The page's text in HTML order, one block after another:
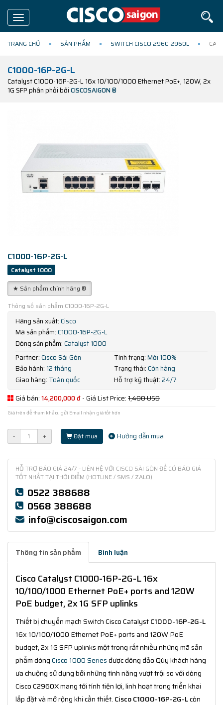
Toggle
navigation
TRANG CHỦ SẢN PHẨM SWITCH CISCO 2960 2960L
C1000-16P-2G-L
Catalyst C1000-16P-2G-L 16x 10/100/1000 Ethernet PoE+, 120W, 2x
1G SFP phân phối bởiCISCOSAIGON ®
C1000-16P-2G-L
Catalyst 1000
★ Sản phẩm chính hãng ®
Thông số sản phẩm C1000-16P-2G-L
Hãng sản xuất:Cisco
Mã sản phẩm:C1000-16P-2G-L
Dòng sản phẩm:Catalyst 1000
Partner:Cisco Sài Gòn Tình trạng:Mới 100%
Bảo hành: 12 tháng Trạng thái:Còn hàng
Giao hàng: Toàn quốc Hỗ trợ kỹ thuật:24/7
Giá bán:14,200,000 đ- Giá List Price:1,400 USD
Giá trên để tham khảo, gửi Email nhận giá tốt hơn
- + Đặt mua Hướng dẫn mua
HỖ TRỢ BÁO GIÁ 24/7 - LIÊN HỆ VỚI CISCO SÀI GÒN ĐỂ CÓ BÁO GIÁ
TỐT NHẤT TẠI THỜI ĐIỂM (HOTLINE / SMS / ZALO)
0522 388688
0568 388688
info@ciscosaigon.com
Thông tin sản phẩm Bình luận
Cisco Catalyst C1000-16P-2G-L 16x
10/100/1000 Ethernet PoE+ ports and 120W
PoE budget, 2x 1G SFP uplinks
Thiết bị chuyển mạch Switch Cisco CatalystC1000-16P-2G-L
16x 10/100/1000 Ethernet PoE+ ports and 120W PoE
budget, 2x 1G SFP uplinks một trong rất nhiều những mã sản
phẩm dòngCisco 1000 Series được đông đảo Qúy khách hàng
ưa chuộng sử dụng bởi những tính năng vượt trội so với dòng
Cisco C2960X mang tới tính tiện lợi, linh hoạt trong triển khai
lắp đặt và mở rộng khi cần thiết. Cisco C1000-16P-2G-Lcòn